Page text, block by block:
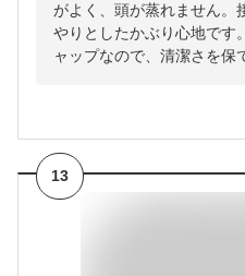
がよく、頭が蒸れません。
やりとしたかぶり心地です
ャップなので、清潔さを保
13